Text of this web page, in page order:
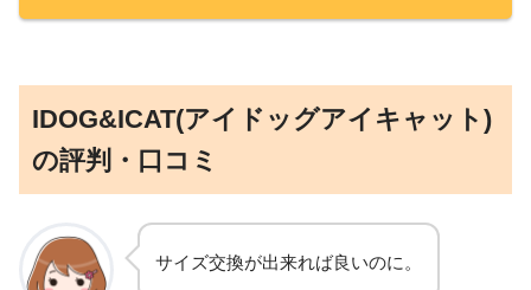
IDOG&ICAT(アイドッグアイキャット)
の評判・口コミ
サイズ交換が出来れば良いのに。